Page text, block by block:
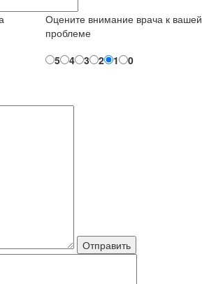
Оцените внимание врача к вашей
проблеме
5
4 3 2 1 0